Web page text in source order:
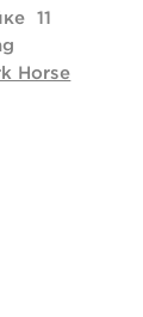
11
Horse